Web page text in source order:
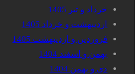
خرداد و تیر 1405
اردیبهشت و خرداد 1405
فروردین و اردیبهشت 1405
بهمن و اسفند 1404
دی و بهمن 1404